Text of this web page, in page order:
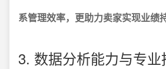
系管理效率，更助力卖家实现业绩
3. 数据分析能力与专业